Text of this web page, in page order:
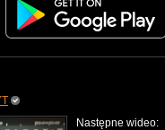
Następne wideo: